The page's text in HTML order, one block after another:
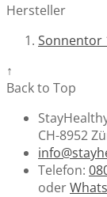
Hersteller
Sonnentor
↑
Back to Top
CH-8952
Telefon:
oder